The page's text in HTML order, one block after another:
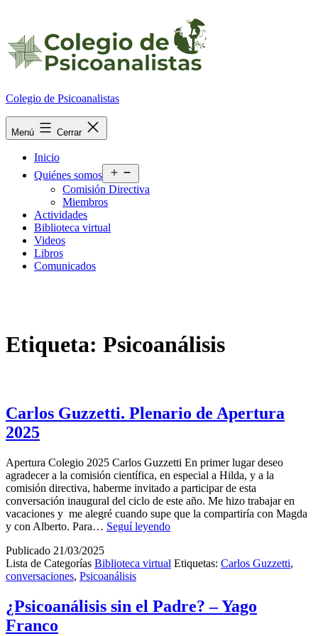
contenido
Colegio de Psicoanalistas
Menú Cerrar
Inicio
Quiénes somos
el
menú
Comisión Directiva
Miembros
Actividades
Biblioteca virtual
Videos
Libros
Comunicados
Etiqueta: Psicoanálisis
Carlos Guzzetti. Plenario de Apertura
2025
Apertura Colegio 2025 Carlos Guzzetti En primer lugar deseo
agradecer a la comisión científica, en especial a Hilda, y a la
comisión directiva, haberme invitado a participar de esta
conversación inaugural del ciclo de este año. Me hizo trabajar en
vacaciones y me alegré cuando supe que la compartiría con Magda
y con Alberto. Para… Seguí leyendoCarlos
de
Publicado 21/03/2025
Lista de Categorías Biblioteca virtual Etiquetas: Carlos Guzzetti,
conversaciones, Psicoanálisis
¿Psicoanálisis sin el Padre? – Yago
Franco